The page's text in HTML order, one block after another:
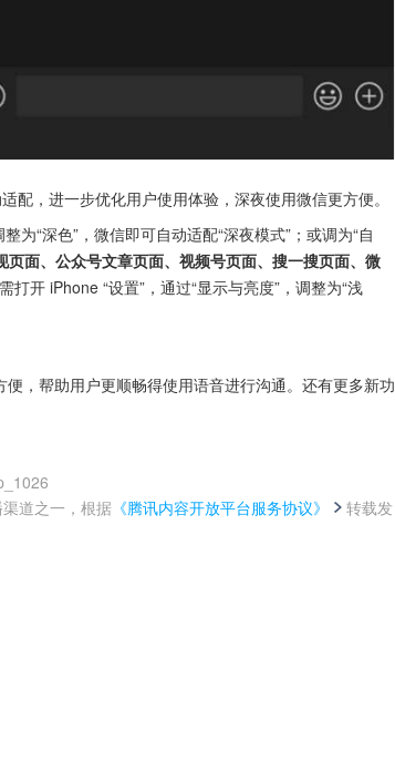
配，进一步优化用户使用体验，深夜使用微信更方便。
为“深色”，微信即可自动适配“深夜模式”；或调为“自
面、公众号文章页面、视频号页面、搜一搜页面、微
打开 iPhone “设置”，通过“显示与亮度”，调整为“浅
，帮助用户更顺畅得使用语音进行沟通。还有更多新功
道之一，根据 《腾讯内容开放平台服务协议》
转载发